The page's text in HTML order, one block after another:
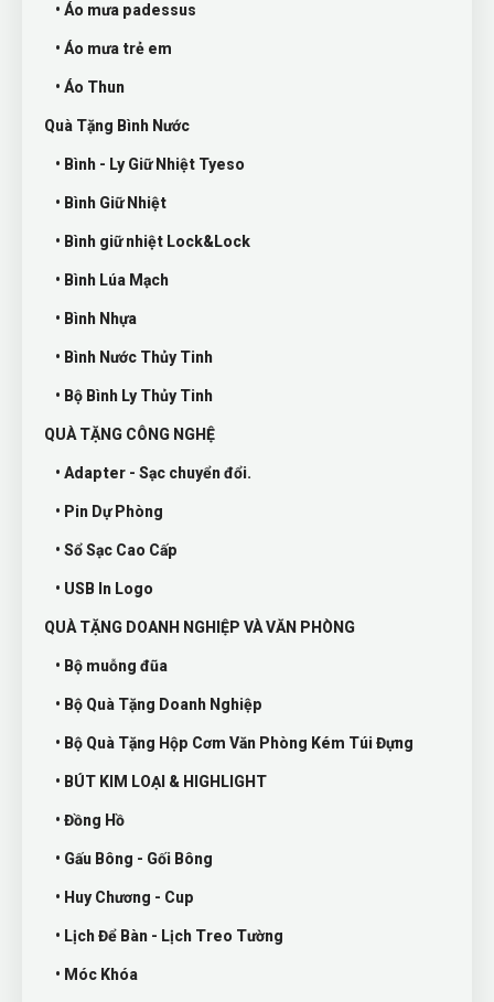
• Áo mưa padessus
• Áo mưa trẻ em
• Áo Thun
Quà Tặng Bình Nước
• Bình - Ly Giữ Nhiệt Tyeso
• Bình Giữ Nhiệt
• Bình giữ nhiệt Lock&Lock
• Bình Lúa Mạch
• Bình Nhựa
• Bình Nước Thủy Tinh
• Bộ Bình Ly Thủy Tinh
QUÀ TẶNG CÔNG NGHỆ
• Adapter - Sạc chuyển đổi.
• Pin Dự Phòng
• Sổ Sạc Cao Cấp
• USB In Logo
QUÀ TẶNG DOANH NGHIỆP VÀ VĂN PHÒNG
• Bộ muỗng đũa
• Bộ Quà Tặng Doanh Nghiệp
• Bộ Quà Tặng Hộp Cơm Văn Phòng Kém Túi Đựng
• BÚT KIM LOẠI & HIGHLIGHT
• Đồng Hồ
• Gấu Bông - Gối Bông
• Huy Chương - Cup
• Lịch Để Bàn - Lịch Treo Tường
• Móc Khóa